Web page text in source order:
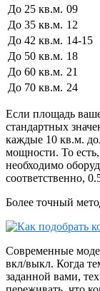
До 25 кв.м. 09
До 35 кв.м. 12
До 42 кв.м. 14-15
До 50 кв.м. 18
До 60 кв.м. 21
До 70 кв.м. 24
Если площадь
стандартных
каждые 10 кв.м.
мощности. То
необходимо
соответственно,
Более точный
Современные
вкл/выкл. Когда
заданной вами,